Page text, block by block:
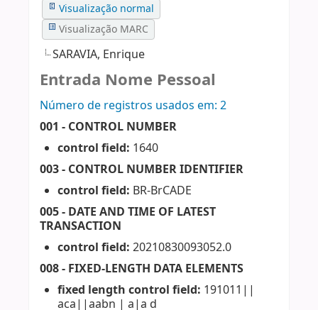
Visualização normal
Visualização MARC
SARAVIA, Enrique
Entrada Nome Pessoal
Número de registros usados ​​em: 2
001 - CONTROL NUMBER
control field: 1640
003 - CONTROL NUMBER IDENTIFIER
control field: BR-BrCADE
005 - DATE AND TIME OF LATEST
TRANSACTION
control field: 20210830093052.0
008 - FIXED-LENGTH DATA ELEMENTS
fixed length control field: 191011||
aca||aabn | a|a d